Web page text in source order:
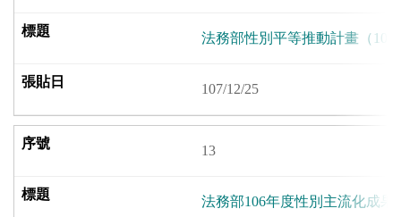
法務部性別平等推動計畫（108
107/12/25
13
法務部106年度性別主流化成果